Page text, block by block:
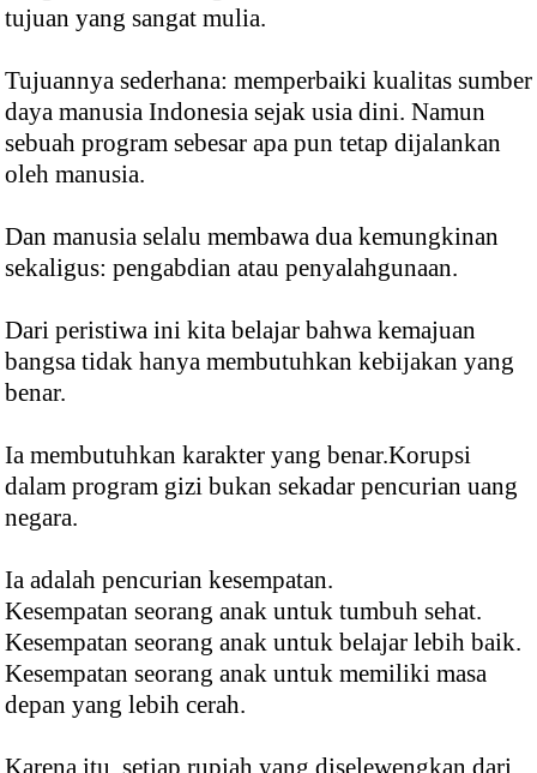
tujuan yang sangat mulia.
Tujuannya sederhana: memperbaiki kualitas sumber
daya manusia Indonesia sejak usia dini. Namun
sebuah program sebesar apa pun tetap dijalankan
oleh manusia.
Dan manusia selalu membawa dua kemungkinan
sekaligus: pengabdian atau penyalahgunaan.
Dari peristiwa ini kita belajar bahwa kemajuan
bangsa tidak hanya membutuhkan kebijakan yang
benar.
Ia membutuhkan karakter yang benar.Korupsi
dalam program gizi bukan sekadar pencurian uang
negara.
Ia adalah pencurian kesempatan.
Kesempatan seorang anak untuk tumbuh sehat.
Kesempatan seorang anak untuk belajar lebih baik.
Kesempatan seorang anak untuk memiliki masa
depan yang lebih cerah.
Karena itu, setiap rupiah yang diselewengkan dari